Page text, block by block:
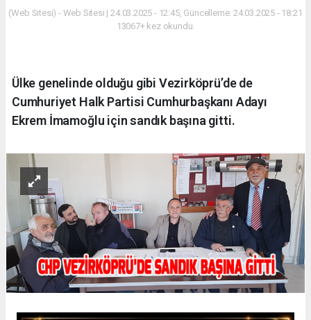
(Web Sitesi) - Web Sitesi | 24.03.2025 - 12:45, Güncelleme: 24.03.2025 - 18:21
13067+ kez okundu.
Ülke genelinde olduğu gibi Vezirköprü’de de
Cumhuriyet Halk Partisi Cumhurbaşkanı Adayı
Ekrem İmamoğlu için sandık başına gitti.